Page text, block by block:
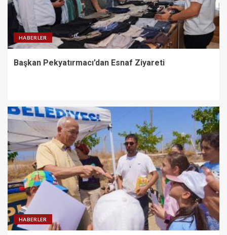
HABERLER
Başkan Pekyatırmacı’dan Esnaf Ziyareti
HABERLER